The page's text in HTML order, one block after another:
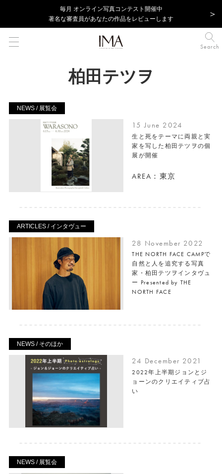
毎⽉ オンライン写真コンテスト開催中
著名な審査員があなたの作品をレビューします
Search
柏田テツヲ
NEWS / 展覧会
15 June 2024
生と死をテーマに両親と実
家を写した柏田テツヲの個
展が開催
AREA：東京
ARTICLES / インタヴュー
28 November 2022
THE NORTH FACE CAMPで
自然と人を追究する写真
家・柏田テツヲインタヴュ
ー Presented by THE
NORTH FACE
NEWS / そのほか
24 December 2021
2022年上半期ジョンとジ
ョーンのクリエイティブ占
い
NEWS / 展覧会